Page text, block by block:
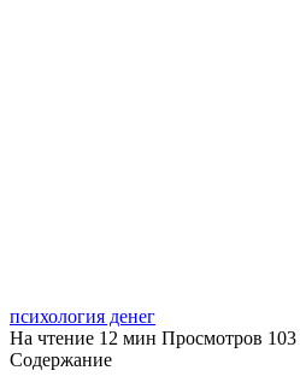
психология денег
На чтение 12 мин Просмотров 103
Содержание